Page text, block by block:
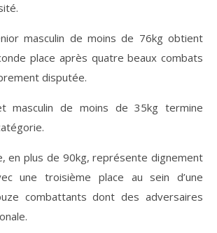
masculin de moins de 76kg obtient
place après quatre beaux combats
disputée.
masculin de moins de 35kg termine
en plus de 90kg, représente dignement
une troisième place au sein d’une
combattants dont des adversaires